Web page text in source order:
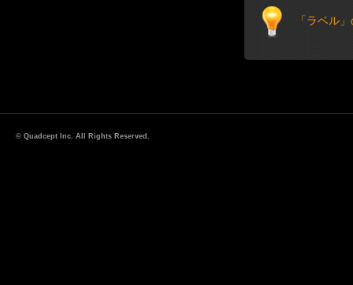
「ラベル
© Quadcept Inc. All Rights Reserved.